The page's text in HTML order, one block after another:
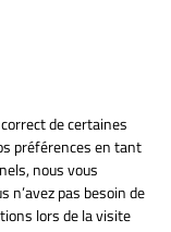
de certaines
préférences en tant
nous vous
n’avez pas besoin de
lors de la visite